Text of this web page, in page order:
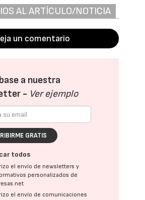
AL ARTÍCULO/NOTICIA
un comentario
a nuestra
- Ver ejemplo
GRATIS
todos
el envío de newsletters y
personalizados de
el envío de comunicaciones